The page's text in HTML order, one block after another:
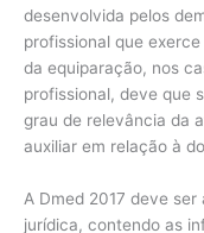
desenvolvida pelos
profissional que
da equiparação, nos
profissional, deve que
grau de relevância da
auxiliar em relação à
A Dmed 2017 deve
jurídica, contendo as